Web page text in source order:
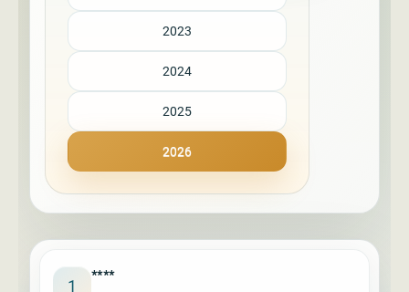
2023
2024
2025
2026
1 ****